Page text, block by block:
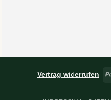
Vertrag widerrufen